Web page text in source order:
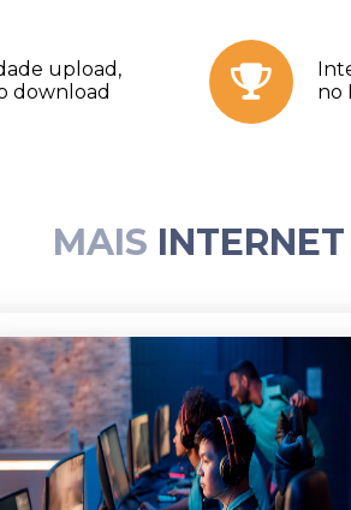
upload,
download
no
MAIS INTERNET